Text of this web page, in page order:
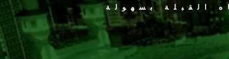
القبلة بسهولة